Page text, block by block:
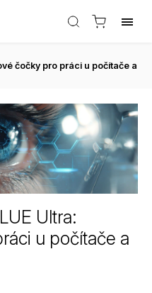
čočky pro práci u počítače a
Ultra:
u počítače a